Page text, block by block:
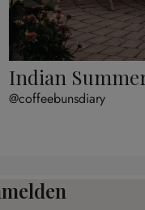
Indian
@coffeebunsdiary